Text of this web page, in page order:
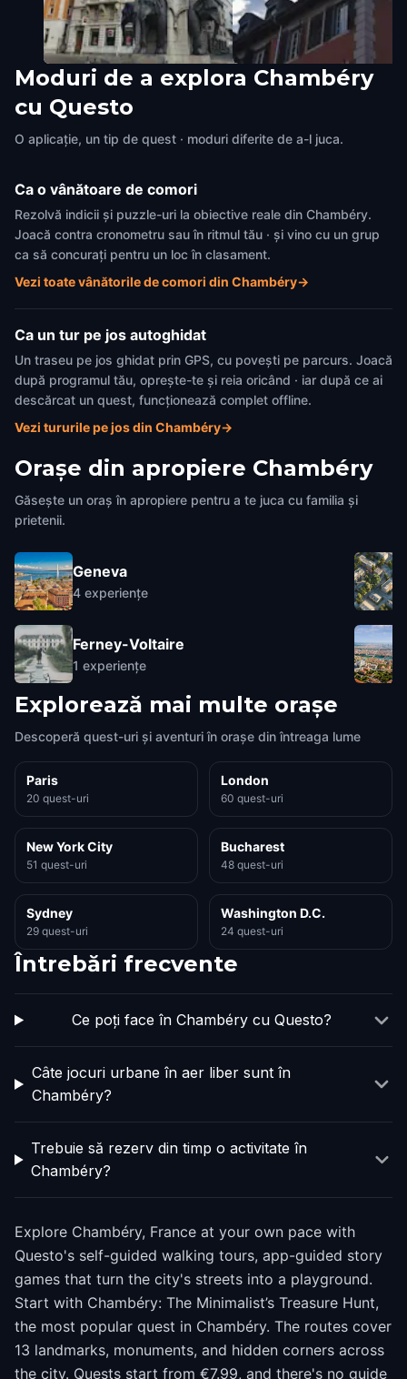
La Fontaine des Eléphants
Chambéry,France
The clock
Moduri de a explora Chambéry
cu Questo
O aplicație, un tip de quest · moduri diferite de a-l juca.
Ca o vânătoare de comori
Rezolvă indicii și puzzle-uri la obiective reale din Chambéry.
Joacă contra cronometru sau în ritmul tău · și vino cu un grup
ca să concurați pentru un loc în clasament.
Vezi toate vânătorile de comori din Chambéry→
Ca un tur pe jos autoghidat
Un traseu pe jos ghidat prin GPS, cu povești pe parcurs. Joacă
după programul tău, oprește-te și reia oricând · iar după ce ai
descărcat un quest, funcționează complet offline.
Vezi tururile pe jos din Chambéry→
Orașe din apropiere Chambéry
Găsește un oraș în apropiere pentru a te juca cu familia și
prietenii.
Geneva
4 experiențe
Ferney-Voltaire
1 experiențe
Explorează mai multe orașe
Descoperă quest-uri și aventuri în orașe din întreaga lume
Paris
20 quest-uri
London
60 quest-uri
New York City
51 quest-uri
Bucharest
48 quest-uri
Sydney
29 quest-uri
Washington D.C.
24 quest-uri
Întrebări frecvente
Ce poți face în Chambéry cu Questo?
Câte jocuri urbane în aer liber sunt în
Chambéry?
Trebuie să rezerv din timp o activitate în
Chambéry?
Explore Chambéry, France at your own pace with
Questo's self-guided walking tours, app-guided story
games that turn the city's streets into a playground.
Start with Chambéry: The Minimalist’s Treasure Hunt,
the most popular quest in Chambéry. The routes cover
13 landmarks, monuments, and hidden corners across
the city. Quests start from €7.99, and there's no guide